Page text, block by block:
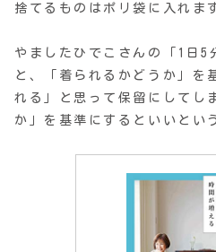
捨てるものはポリ袋に入れま
やましたひでこさんの「1日5
と、「着られるかどうか」を
れる」と思って保留にしてし
か」を基準にするといいとい